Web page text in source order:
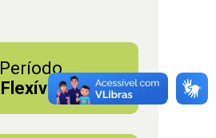
Período
Flexível